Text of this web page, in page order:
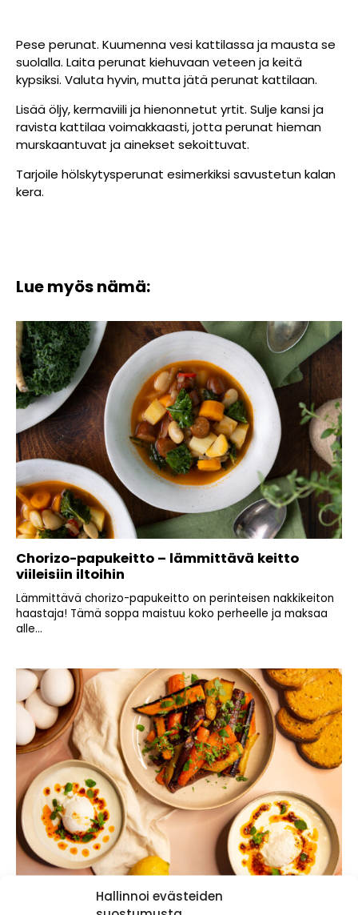
Hallinnoi evästeiden
Pese perunat. Kuumenna vesi kattilassa ja mausta se
suolalla. Laita perunat kiehuvaan veteen ja keitä
kypsiksi. Valuta hyvin, mutta jätä perunat kattilaan.
Lisää öljy, kermaviili ja hienonnetut yrtit. Sulje kansi ja
ravista kattilaa voimakkaasti, jotta perunat hieman
murskaantuvat ja ainekset sekoittuvat.
Tarjoile hölskytysperunat esimerkiksi savustetun kalan
kera.
Lue myös nämä:
Chorizo-papukeitto – lämmittävä keitto
viileisiin iltoihin
Lämmittävä chorizo-papukeitto on perinteisen nakkikeiton
haastaja! Tämä soppa maistuu koko perheelle ja maksaa
alle...
Turkkilaiset uppomunat ja paahdetut